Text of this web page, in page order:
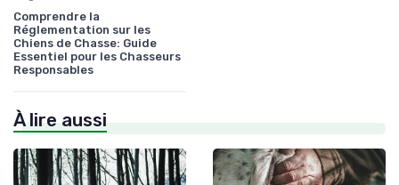
Comprendre la
Réglementation sur les
Chiens de Chasse: Guide
Essentiel pour les Chasseurs
Responsables
À lire aussi